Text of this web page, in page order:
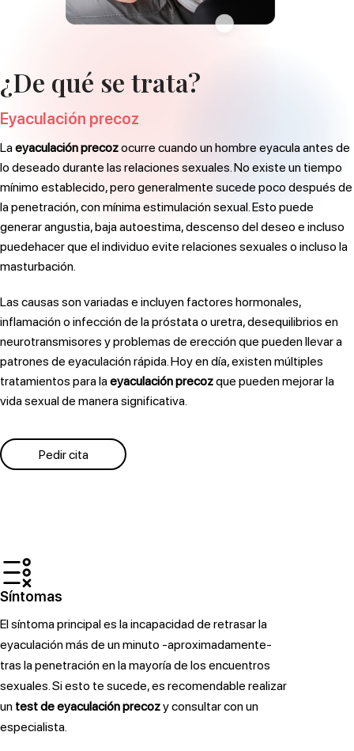
¿De qué se trata?
Eyaculación precoz
Laeyaculación precozocurre cuando un hombre eyacula antes de
lo deseado durante las relaciones sexuales. No existe un tiempo
mínimo establecido, pero generalmente sucede poco después de
la penetración, con mínima estimulación sexual. Esto puede
generar angustia, baja autoestima, descenso del deseo e incluso
puedehacer que el individuo evite relaciones sexuales o incluso la
masturbación.
Las causas son variadas e incluyen factores hormonales,
inflamación o infección de la próstata o uretra, desequilibrios en
neurotransmisores y problemas de erección que pueden llevar a
patrones de eyaculación rápida. Hoy en día, existen múltiples
tratamientos para laeyaculación precozque pueden mejorar la
vida sexual de manera significativa.
Pedir cita
Síntomas
El síntoma principal es la incapacidad de retrasar la
eyaculación más de un minuto -aproximadamente-
tras la penetración en la mayoría de los encuentros
sexuales. Si esto te sucede, es recomendable realizar
un test de eyaculación precozy consultar con un
especialista.